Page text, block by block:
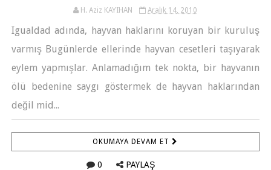
H. Aziz KAYIHAN Aralık 14, 2010
Igualdad adında, hayvan haklarını koruyan bir kuruluş
varmış Bugünlerde ellerinde hayvan cesetleri taşıyarak
eylem yapmışlar. Anlamadığım tek nokta, bir hayvanın
ölü bedenine saygı göstermek de hayvan haklarından
değil mid...
OKUMAYA DEVAM ET
0 PAYLAŞ